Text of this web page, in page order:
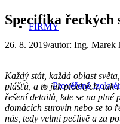
FIRMY
Prověřené
Specifika řeckých
26. 8. 2019/autor: Ing. Marek
Každý stát, každá oblast
plášťů, a to jak plochých, tak
řešení detailů, kde se na plné
domácích surovin nebo se to
nás, tedy velmi pečlivě a za